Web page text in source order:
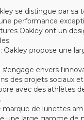
se distingue par
performance
Oakley ont un
Oakley propose une
envers
des projets sociaux
avec des
marque de lunettes